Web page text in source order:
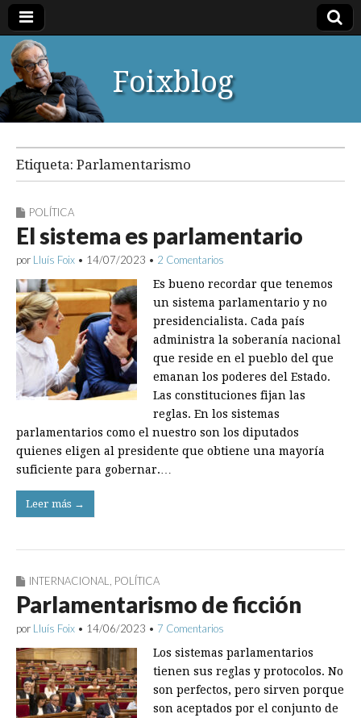
Foixblog
Etiqueta: Parlamentarismo
POLÍTICA
El sistema es parlamentario
por Lluís Foix • 14/07/2023 • 2 Comentarios
Es bueno recordar que tenemos
un sistema parlamentario y no
presidencialista. Cada país
administra la soberanía nacional
que reside en el pueblo del que
emanan los poderes del Estado.
Las constituciones fijan las
reglas. En los sistemas
parlamentarios como el nuestro son los diputados
quienes eligen al presidente que obtiene una mayoría
suficiente para gobernar.…
Leer más →
INTERNACIONAL POLÍTICA
Parlamentarismo de ficción
por Lluís Foix • 14/06/2023 • 7 Comentarios
Los sistemas parlamentarios
tienen sus reglas y protocolos. No
son perfectos, pero sirven porque
son aceptados por el conjunto de